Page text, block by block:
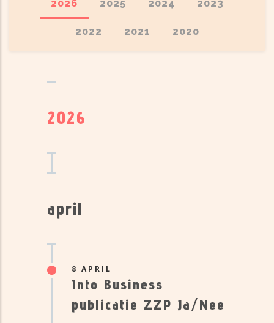
2026 2025 2024 2023
2022 2021 2020
2026
april
8 APRIL
Into Business
publicatie ZZP Ja/Nee